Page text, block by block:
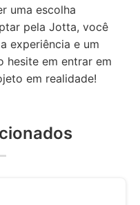
uma escolha
pela Jotta, você
experiência e um
hesite em entrar em
em realidade!